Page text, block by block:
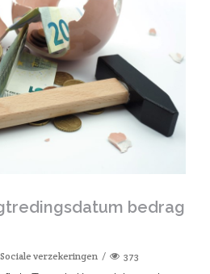
bedrag
Sociale verzekeringen 373